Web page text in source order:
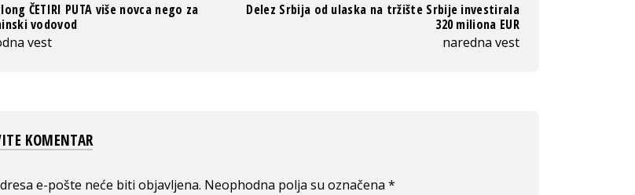
ČETIRI PUTA više novca nego za
vodovod
vest
Delez Srbija od ulaska na tržište Srbije investirala
320 miliona EUR
naredna vest
KOMENTAR
e-pošte neće biti objavljena. Neophodna polja su označena *